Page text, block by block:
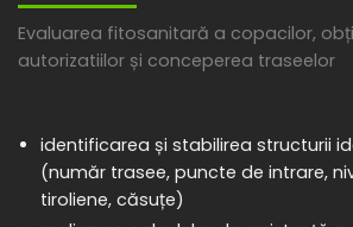
Evaluarea fitosanitară a copacilor,
autorizatiilor și conceperea traseelor
identificarea și stabilirea structurii
(număr trasee, puncte de intrare,
tiroliene, căsuțe)